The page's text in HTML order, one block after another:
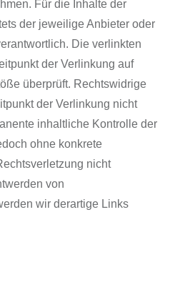
Für die Inhalte der
der jeweilige Anbieter oder
Die verlinkten
der Verlinkung auf
überprüft. Rechtswidrige
der Verlinkung nicht
inhaltliche Kontrolle der
ohne konkrete
nicht
von
wir derartige Links